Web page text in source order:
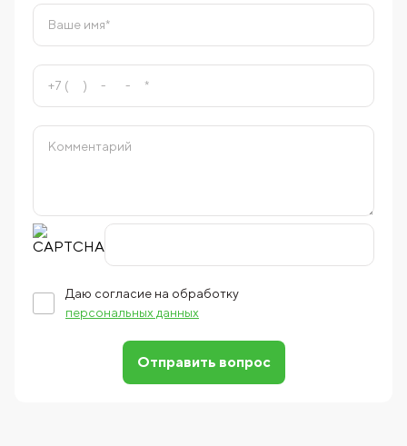
Даю согласие на обработку
персональных данных
Отправить вопрос